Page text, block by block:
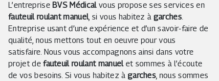
L’entrepriseBVS Médicalvous propose ses services en
fauteuil roulant manuel, si vous habitez à garches.
Entreprise usant d’une expérience et d’un savoir-faire de
qualité, nous mettons tout en oeuvre pour vous
satisfaire. Nous vous accompagnons ainsi dans votre
projet defauteuil roulant manuelet sommes à l’écoute
de vos besoins. Si vous habitez à garches, nous sommes